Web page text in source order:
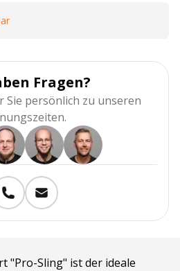
Fragen?
Sie persönlich zu unseren
"Pro-Sling" ist der ideale